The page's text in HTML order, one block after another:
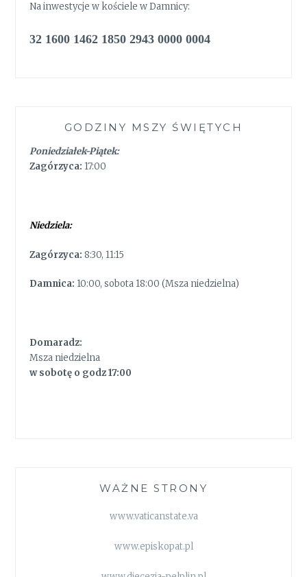
Na inwestycje w kościele w Damnicy:
32 1600 1462 1850 2943 0000 0004
GODZINY MSZY ŚWIĘTYCH
Poniedziałek-Piątek:
Zagórzyca: 17:00
Niedziela:
Zagórzyca: 8:30, 11:15
Damnica: 10:00, sobota 18:00 (Msza niedzielna)
Domaradz:
Msza niedzielna
w sobotę o godz 17:00
WAŻNE STRONY
www.vaticanstate.va
www.episkopat.pl